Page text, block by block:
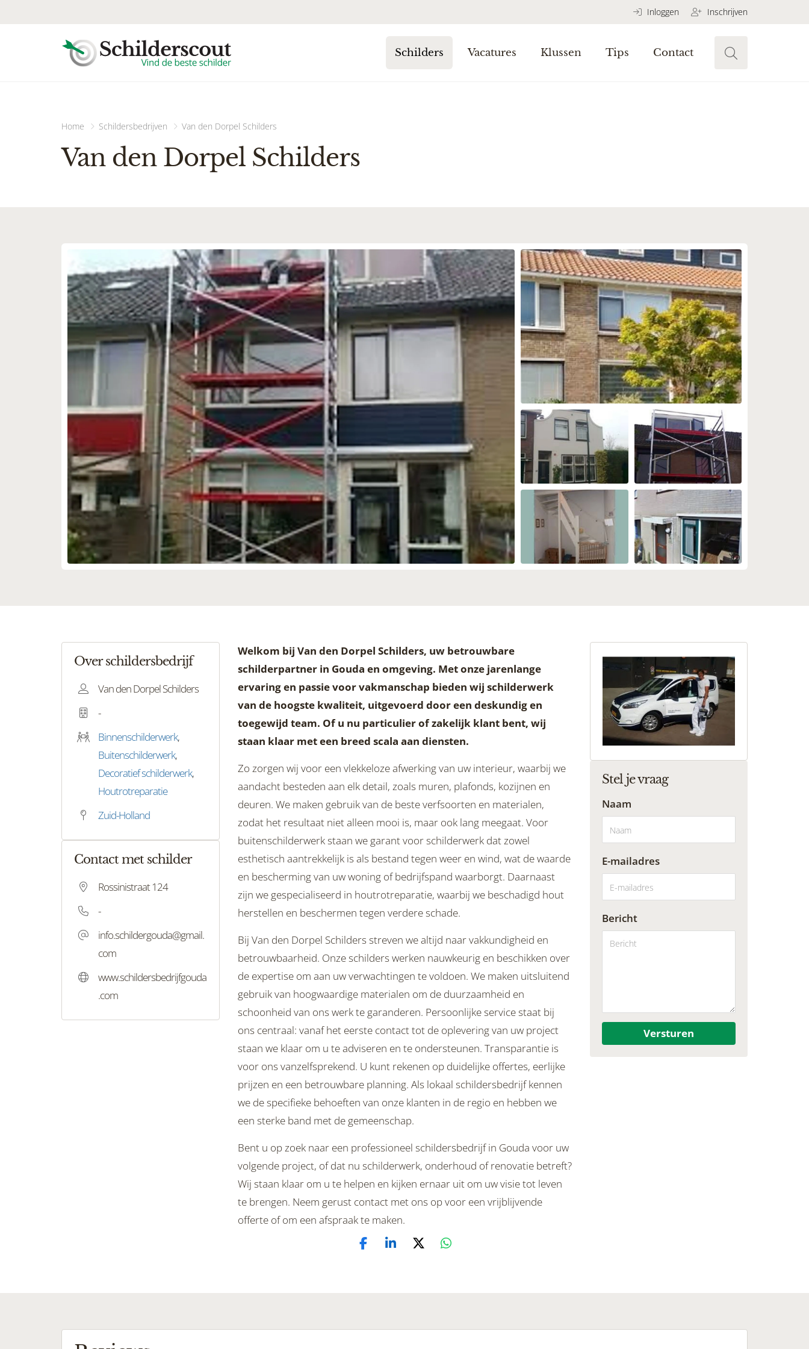
Home Schildersbedrijven Van den Dorpel Schilders
Van den Dorpel Schilders
Over schildersbedrijf
Van den Dorpel Schilders
-
Binnenschilderwerk,
Buitenschilderwerk,
Decoratief schilderwerk,
Houtrotreparatie
Zuid-Holland
Contact met schilder
Rossinistraat 124
-
info.schildergouda@gmail.
com
www.schildersbedrijfgouda
.com
Welkom bij Van den Dorpel Schilders, uw betrouwbare
schilderpartner in Gouda en omgeving. Met onze jarenlange
ervaring en passie voor vakmanschap bieden wij schilderwerk
van de hoogste kwaliteit, uitgevoerd door een deskundig en
toegewijd team. Of u nu particulier of zakelijk klant bent, wij
staan klaar met een breed scala aan diensten.
Zo zorgen wij voor een vlekkeloze afwerking van uw interieur, waarbij we
aandacht besteden aan elk detail, zoals muren, plafonds, kozijnen en
deuren. We maken gebruik van de beste verfsoorten en materialen,
zodat het resultaat niet alleen mooi is, maar ook lang meegaat. Voor
buitenschilderwerk staan we garant voor schilderwerk dat zowel
esthetisch aantrekkelijk is als bestand tegen weer en wind, wat de waarde
en bescherming van uw woning of bedrijfspand waarborgt. Daarnaast
zijn we gespecialiseerd in houtrotreparatie, waarbij we beschadigd hout
herstellen en beschermen tegen verdere schade.
Bij Van den Dorpel Schilders streven we altijd naar vakkundigheid en
betrouwbaarheid. Onze schilders werken nauwkeurig en beschikken over
de expertise om aan uw verwachtingen te voldoen. We maken uitsluitend
gebruik van hoogwaardige materialen om de duurzaamheid en
schoonheid van ons werk te garanderen. Persoonlijke service staat bij
ons centraal: vanaf het eerste contact tot de oplevering van uw project
staan we klaar om u te adviseren en te ondersteunen. Transparantie is
voor ons vanzelfsprekend. U kunt rekenen op duidelijke offertes, eerlijke
prijzen en een betrouwbare planning. Als lokaal schildersbedrijf kennen
we de specifieke behoeften van onze klanten in de regio en hebben we
een sterke band met de gemeenschap.
Bent u op zoek naar een professioneel schildersbedrijf in Gouda voor uw
volgende project, of dat nu schilderwerk, onderhoud of renovatie betreft?
Wij staan klaar om u te helpen en kijken ernaar uit om uw visie tot leven
te brengen. Neem gerust contact met ons op voor een vrijblijvende
offerte of om een afspraak te maken.
Stel je vraag
Naam
E-mailadres
Bericht
Versturen
Inloggen Inschrijven
Schilders Vacatures Klussen Tips Contact